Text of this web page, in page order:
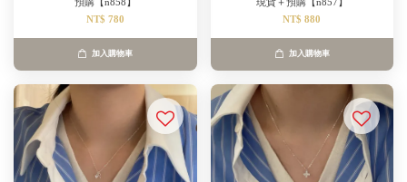
NT$ 780
加入購物車
NT$ 880
加入購物車